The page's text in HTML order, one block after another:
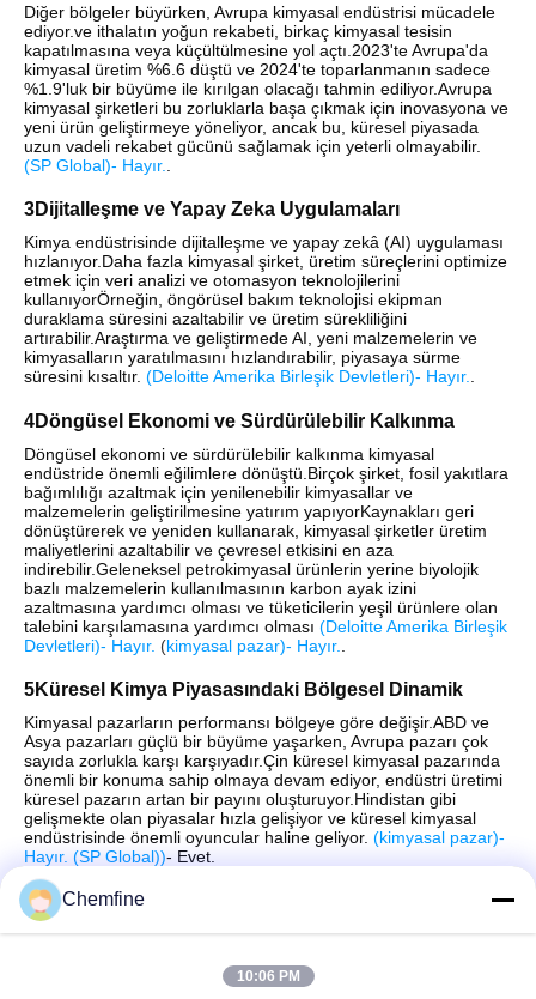
Diğer bölgeler büyürken, Avrupa kimyasal endüstrisi mücadele
ediyor.ve ithalatın yoğun rekabeti, birkaç kimyasal tesisin
kapatılmasına veya küçültülmesine yol açtı.2023'te Avrupa'da
kimyasal üretim %6.6 düştü ve 2024'te toparlanmanın sadece
%1.9'luk bir büyüme ile kırılgan olacağı tahmin ediliyor.Avrupa
kimyasal şirketleri bu zorluklarla başa çıkmak için inovasyona ve
yeni ürün geliştirmeye yöneliyor, ancak bu, küresel piyasada
uzun vadeli rekabet gücünü sağlamak için yeterli olmayabilir.
(SP Global)- Hayır.
3Dijitalleşme ve Yapay Zeka Uygulamaları
Kimya endüstrisinde dijitalleşme ve yapay zekâ (AI) uygulaması
hızlanıyor.Daha fazla kimyasal şirket, üretim süreçlerini optimize
etmek için veri analizi ve otomasyon teknolojilerini
kullanıyorÖrneğin, öngörüsel bakım teknolojisi ekipman
duraklama süresini azaltabilir ve üretim sürekliliğini
artırabilir.Araştırma ve geliştirmede AI, yeni malzemelerin ve
kimyasalların yaratılmasını hızlandırabilir, piyasaya sürme
süresini kısaltır. (Deloitte Amerika Birleşik Devletleri)- Hayır.
4Döngüsel Ekonomi ve Sürdürülebilir Kalkınma
Döngüsel ekonomi ve sürdürülebilir kalkınma kimyasal
endüstride önemli eğilimlere dönüştü.Birçok şirket, fosil yakıtlara
bağımlılığı azaltmak için yenilenebilir kimyasallar ve
malzemelerin geliştirilmesine yatırım yapıyorKaynakları geri
dönüştürerek ve yeniden kullanarak, kimyasal şirketler üretim
maliyetlerini azaltabilir ve çevresel etkisini en aza
indirebilir.Geleneksel petrokimyasal ürünlerin yerine biyolojik
bazlı malzemelerin kullanılmasının karbon ayak izini
azaltmasına yardımcı olması ve tüketicilerin yeşil ürünlere olan
talebini karşılamasına yardımcı olması (Deloitte Amerika Birleşik
Devletleri)- Hayır. (kimyasal pazar)- Hayır.
5Küresel Kimya Piyasasındaki Bölgesel Dinamik
Kimyasal pazarların performansı bölgeye göre değişir.ABD ve
Asya pazarları güçlü bir büyüme yaşarken, Avrupa pazarı çok
sayıda zorlukla karşı karşıyadır.Çin küresel kimyasal pazarında
önemli bir konuma sahip olmaya devam ediyor, endüstri üretimi
küresel pazarın artan bir payını oluşturuyor.Hindistan gibi
gelişmekte olan piyasalar hızla gelişiyor ve küresel kimyasal
endüstrisinde önemli oyuncular haline geliyor. (kimyasal pazar)-
Hayır. (SP Global))- Evet.
Chemfine
10:06 PM